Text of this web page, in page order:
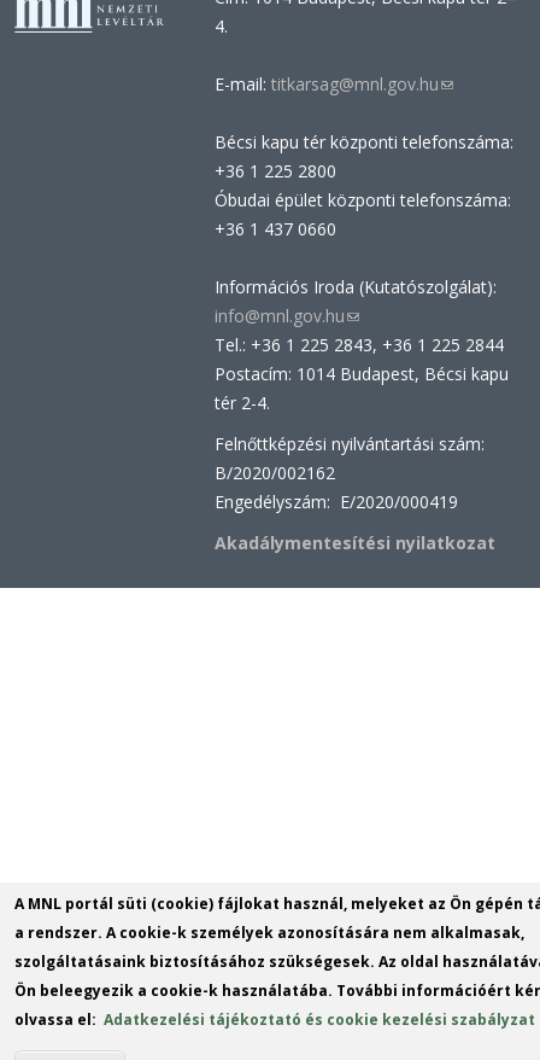
4.
E-mail: titkarsag@mnl.gov.hu(link
e-
Bécsi kapu tér központi telefonszáma:
+36 1 225 2800
Óbudai épület központi telefonszáma:
+36 1 437 0660
Információs Iroda (Kutatószolgálat):
info@mnl.gov.hu(link
sends
e-
Tel.: +36 1 225 2843, +36 1 225 2844
Postacím: 1014 Budapest, Bécsi kapu
tér 2-4.
Felnőttképzési nyilvántartási szám:
B/2020/002162
Engedélyszám: E/2020/000419
Akadálymentesítési nyilatkozat
A MNL portál süti (cookie) fájlokat használ, melyeket az Ön gépén
a rendszer. A cookie-k személyek azonosítására nem alkalmasak,
szolgáltatásaink biztosításához szükségesek. Az oldal
Ön beleegyezik a cookie-k használatába. További információért
olvassa el:Adatkezelési tájékoztató és cookie kezelési szabályzat